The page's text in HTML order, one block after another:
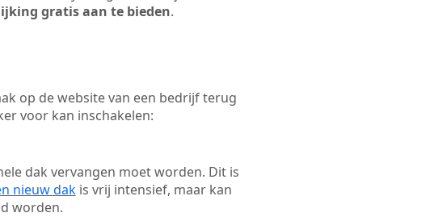
gratis aan te bieden.
op de website van een bedrijf terug
voor kan inschakelen:
dak vervangen moet worden. Dit is
nieuw dakis vrij intensief, maar kan
worden.